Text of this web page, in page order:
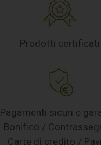
Prodotti certificati
Pagamenti sicuri e
Bonifico /
Carte di credito /